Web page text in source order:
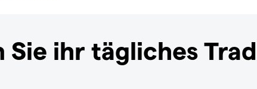
Sie ihr tägliches